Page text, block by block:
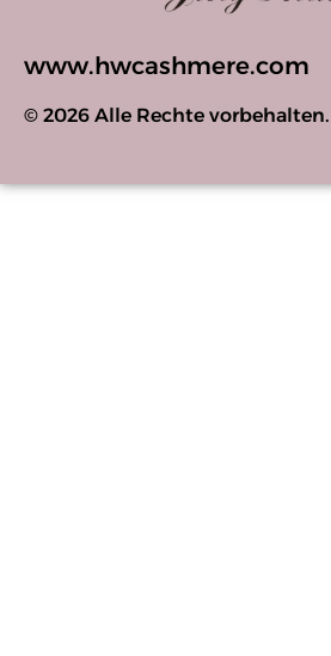
www.hwcashmere.com
© 2026 Alle Rechte vorbehalten.